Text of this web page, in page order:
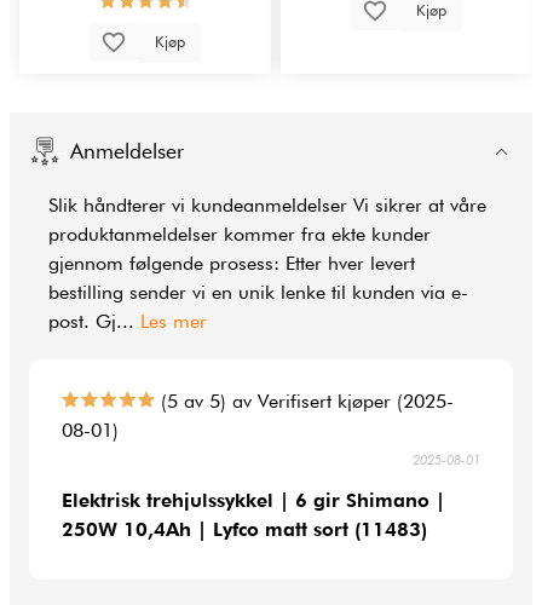
Kjøp
Kjøp
Anmeldelser
Slik håndterer vi kundeanmeldelser Vi sikrer at våre
produktanmeldelser kommer fra ekte kunder
gjennom følgende prosess: Etter hver levert
bestilling sender vi en unik lenke til kunden via e-
post. Gj... Les mer
(5 av 5) av Verifisert kjøper (2025-
08-01)
2025-08-01
Elektrisk trehjulssykkel | 6 gir Shimano |
250W 10,4Ah | Lyfco matt sort (11483)